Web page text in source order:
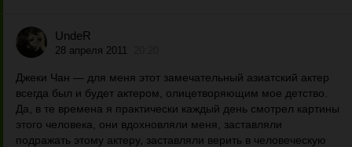
UndeR
28 апреля 2011
Джеки Чан — для меня этот замечательный азиатский актер
всегда был и будет актером, олицетворяющим мое детство.
Да, в те времена я практически каждый день смотрел картины
этого человека, они вдохновляли меня, заставляли
подражать этому актеру, заставляли верить в человеческую